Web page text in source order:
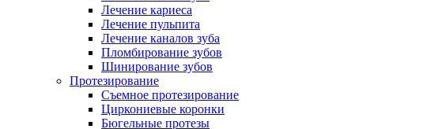
Лечение кариеса
Лечение пульпита
Лечение каналов зуба
Пломбирование зубов
Шинирование зубов
Протезирование
Съемное протезирование
Циркониевые коронки
Бюгельные протезы